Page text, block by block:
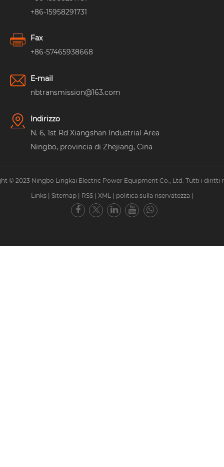
+86-15958291731
Fax
+86-57465938668
E-mail
nbtransmission@163.com
Indirizzo
N. 6, 1st Rd Xiangshan Industrial Area
Ningbo, provincia di Zhejiang, Cina
© 2023 Ningbo Lingkai Electric Power Equipment Co., Ltd. Tutti i diritti
Links
Sitemap RSS XML politica sulla riservatezza